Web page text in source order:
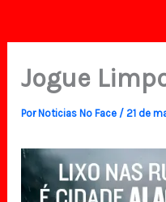
Jogue
PorNoticias No Face /21 de